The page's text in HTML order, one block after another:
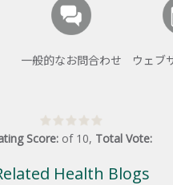
一般的なお問合わせ
ウェブ
Score: of 10, Total Vote:
Health Blogs